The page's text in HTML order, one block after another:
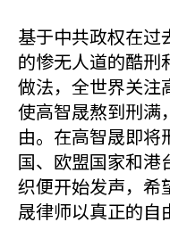
基于中共政权在过
的惨无人道的酷刑
做法，全世界关注
使高智晟熬到刑满
由。在高智晟即将
国、欧盟国家和港
织便开始发声，希
晟律师以真正的自